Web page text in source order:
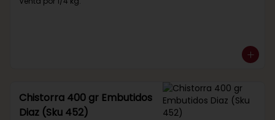
Chistorra 400 gr Embutidos
Diaz (Sku 452)